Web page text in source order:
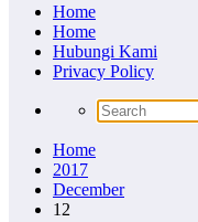
Home
Home
Hubungi Kami
Privacy Policy
Home
2017
December
12